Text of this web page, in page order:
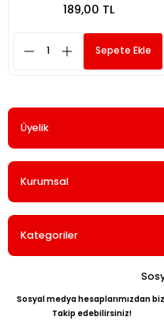
189,00 TL
Sepete Ekle
Üyelik
Kurumsal
Kategoriler
Sosyal medya hesaplarımızdan
Takip edebilirsiniz!